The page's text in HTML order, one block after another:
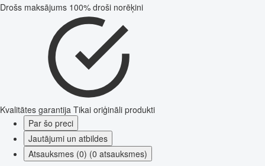
Drošs maksājums 100% droši norēķini
Kvalitātes garantija Tikai oriģināli produkti
Par šo preci
Jautājumi un atbildes
Atsauksmes (0) (0 atsauksmes)